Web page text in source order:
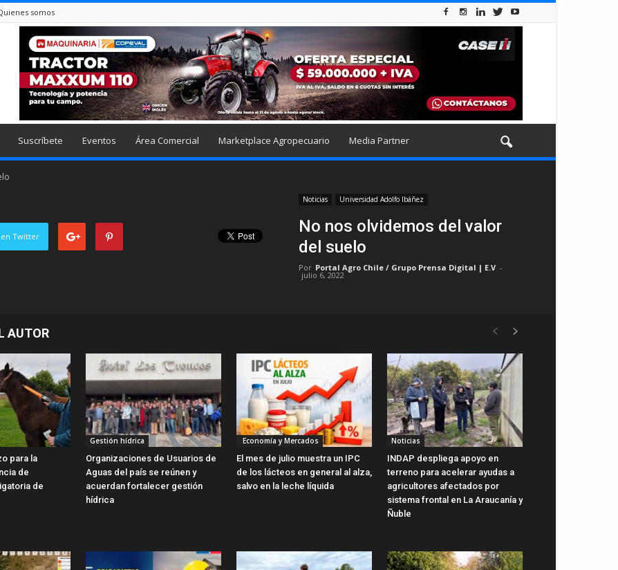
somos
Suscríbete Eventos Área Comercial Marketplace Agropecuario Media Partner
Noticias Universidad Adolfo Ibáñez
No nos olvidemos del valor
del suelo
Por Portal Agro Chile / Grupo Prensa Digital | E.V -
julio 6, 2022
Twitter
AUTOR
para la
de
de
Gestión hídrica
Organizaciones de Usuarios de
Aguas del país se reúnen y
acuerdan fortalecer gestión
hídrica
Economía y Mercados
El mes de julio muestra un IPC
de los lácteos en general al alza,
salvo en la leche líquida
Noticias
INDAP despliega apoyo en
terreno para acelerar ayudas a
agricultores afectados por
sistema frontal en La Araucanía y
Ñuble